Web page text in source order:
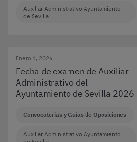
Auxiliar Administrativo Ayuntamiento
de Sevilla
Enero 1, 2026
Fecha de examen de Auxiliar
Administrativo del
Ayuntamiento de Sevilla 2026
Convocatorias y Guías de Oposiciones
Auxiliar Administrativo Ayuntamiento